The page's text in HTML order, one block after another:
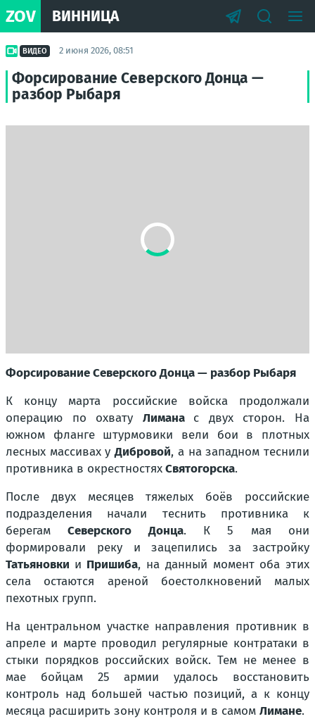
ZOV ВИННИЦА
ВИДЕО 2 июня 2026, 08:51
Форсирование Северского Донца —
разбор Рыбаря
Форсирование Северского Донца — разбор Рыбаря
К концу марта российские войска продолжали
операцию по охвату Лимана с двух сторон. На
южном фланге штурмовики вели бои в плотных
лесных массивах уДибровой, а на западном теснили
противника в окрестностяхСвятогорска.
После двух месяцев тяжелых боёв российские
подразделения начали теснить противника к
берегамСеверского Донца. К 5 мая они
формировали реку и зацепились за застройку
Татьяновки и Пришиба, на данный момент оба этих
села остаются ареной боестолкновений малых
пехотных групп.
На центральном участке направления противник в
апреле и марте проводил регулярные контратаки в
стыки порядков российских войск. Тем не менее в
мае бойцам 25 армии удалось восстановить
контроль над большей частью позиций, а к концу
месяца расширить зону контроля и в самом Лимане.